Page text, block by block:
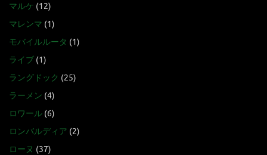
マルケ (12)
マレンマ (1)
モバイルルータ (1)
ライブ (1)
ラングドック (25)
ラーメン (4)
ロワール (6)
ロンバルディア (2)
ローヌ (37)